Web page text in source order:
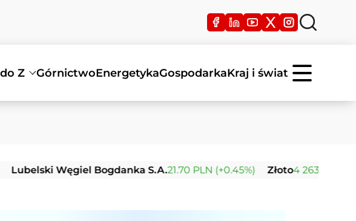
Z GórnictwoEnergetykaGospodarkaKraj i świat
Węgiel Bogdanka S.A.21.70 PLN (+0.45%) Złoto 4 263.59 USD